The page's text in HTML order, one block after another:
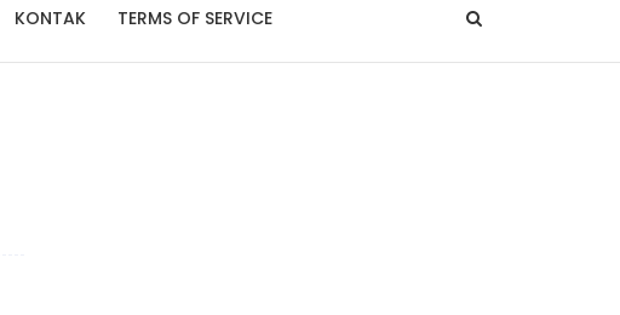
KONTAK TERMS OF SERVICE